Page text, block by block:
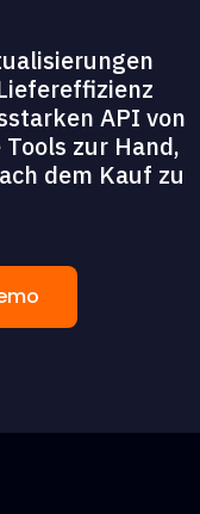
API von
zur Hand,
dem Kauf zu